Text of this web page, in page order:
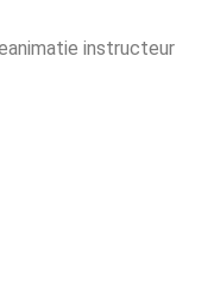
instructeur